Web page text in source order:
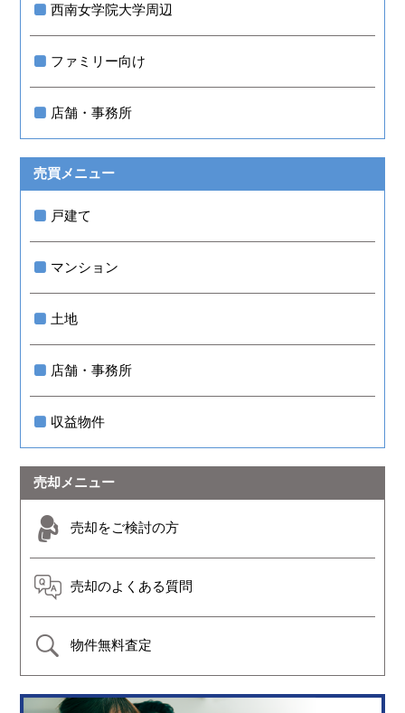
西南女学院大学周辺
ファミリー向け
店舗・事務所
売買メニュー
戸建て
マンション
土地
店舗・事務所
収益物件
売却メニュー
売却をご検討の方
売却のよくある質問
物件無料査定